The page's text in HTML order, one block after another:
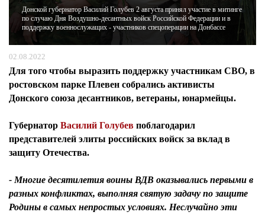
Донской губернатор Василий Голубев 2 августа принял участие в митинге
по случаю Дня Воздушно-десантных войск Российской Федерации и в
поддержку военнослужащих - участников спецоперации на Донбассе
02.08.2022
Для того чтобы выразить поддержку участникам СВО, в
ростовском парке Плевен собрались активисты
Донского союза десантников, ветераны, юнармейцы.
Губернатор Василий Голубев поблагодарил
представителей элиты российских войск за вклад в
защиту Отечества.
- Многие десятилетия воины ВДВ оказывались первыми в
разных конфликтах, выполняя святую задачу по защите
Родины в самых непростых условиях. Неслучайно эти